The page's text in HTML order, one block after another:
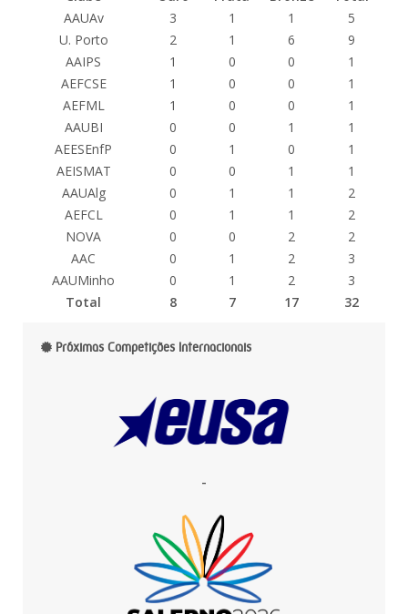
AAUAv
3 1 1
5
U. Porto
2 1 6
9
AAIPS
1 0 0
1
AEFCSE
1 0 0
1
AEFML
1 0 0
1
AAUBI
0 0 1
1
AEESEnfP
0 1 0
1
AEISMAT
0 0 1
1
AAUAlg
0 1 1
2
AEFCL
0 1 1
2
NOVA
0 0 2
2
AAC
0 1 2
3
AAUMinho
0 1 2
3
Total
8 7 17 32
Próximas Competições Internacionais
-